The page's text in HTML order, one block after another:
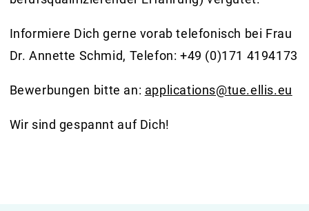
Informiere Dich gerne vorab telefonisch bei Frau
Dr. Annette Schmid, Telefon: +49 (0)171 4194173
Bewerbungen bitte an: applications@tue.ellis.eu
Wir sind gespannt auf Dich!